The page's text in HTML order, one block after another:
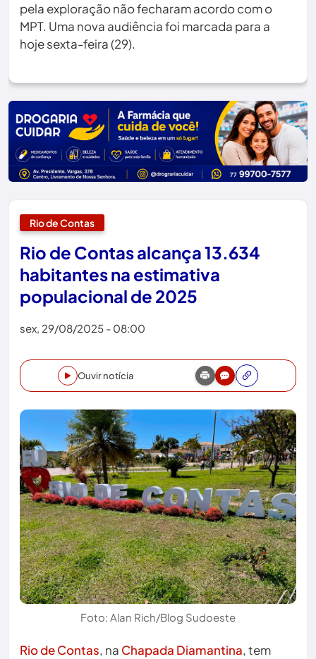
pela exploração não fecharam acordo com o
MPT. Uma nova audiência foi marcada para a
hoje sexta-feira (29).
Rio de Contas
Rio de Contas alcança 13.634
habitantes na estimativa
populacional de 2025
sex, 29/08/2025 - 08:00
Ouvir notícia
Foto: Alan Rich/Blog Sudoeste
Rio de Contas, na Chapada Diamantina, tem